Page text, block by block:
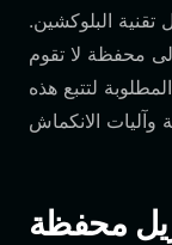
البلوكشين.
محفظة لا تقوم
لتتبع هذه